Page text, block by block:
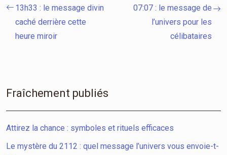
13h33 : le message divin
caché derrière cette
heure miroir
07:07 : le message de
l’univers pour les
célibataires
Fraîchement publiés
Attirez la chance : symboles et rituels efficaces
Le mystère du 2112 : quel message l’univers vous envoie-t-